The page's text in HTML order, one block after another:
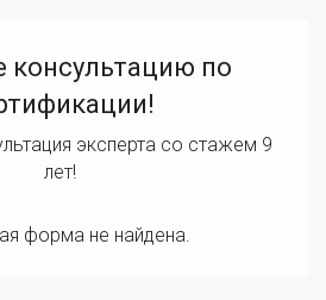
консультацию по
эксперта со стажем 9
лет!
форма не найдена.